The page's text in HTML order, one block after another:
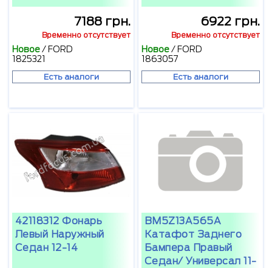
7188 грн.
Временно отсутствует
Новое/ FORD
1825321
Есть аналоги
6922 грн.
Временно отсутствует
Новое/ FORD
1863057
Есть аналоги
42118312 Фонарь
Левый Наружный
Седан 12-14
BM5Z13A565A
Катафот Заднего
Бампера Правый
Седан/ Универсал 11-